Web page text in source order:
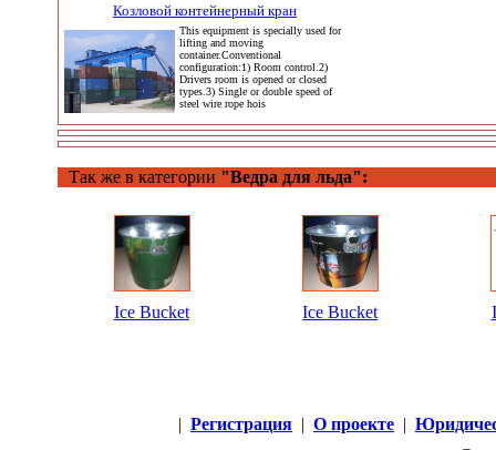
Козловой контейнерный кран
This equipment is specially used for
lifting and moving
container.Conventional
configuration:1) Room control.2)
Drivers room is opened or closed
types.3) Single or double speed of
steel wire rope hois
Так же в категории "Ведра для льда":
Ice Bucket Ice Bucket
| Регистрация | О проекте |